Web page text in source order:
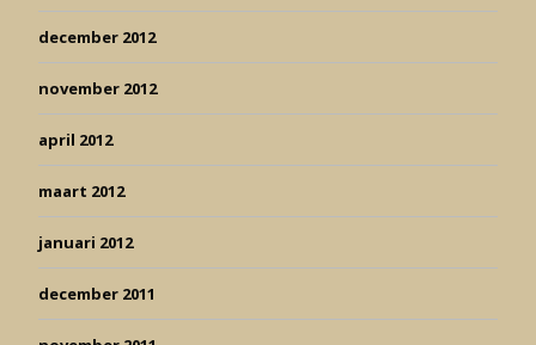
december 2012
november 2012
april 2012
maart 2012
januari 2012
december 2011